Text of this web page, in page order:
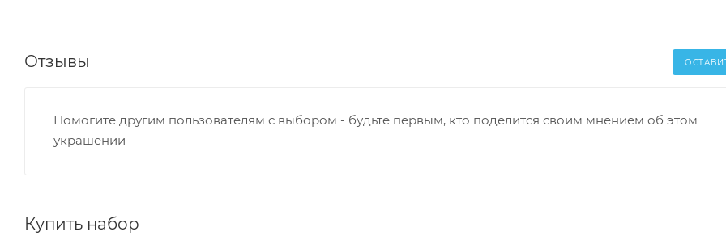
Отзывы
Помогите другим пользователям с выбором - будьте первым, кто поделится своим мнением об этом
украшении
Купить набор